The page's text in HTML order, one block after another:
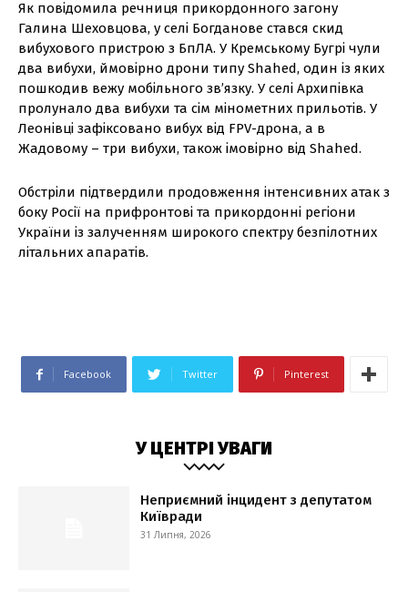
Як повідомила речниця прикордонного загону
Галина Шеховцова, у селі Богданове стався скид
вибухового пристрою з БпЛА. У Кремському Бугрі чули
два вибухи, ймовірно дрони типу Shahed, один із яких
пошкодив вежу мобільного зв’язку. У селі Архипівка
пролунало два вибухи та сім мінометних прильотів. У
Леонівці зафіксовано вибух від FPV-дрона, а в
Жадовому – три вибухи, також імовірно від Shahed.
Обстріли підтвердили продовження інтенсивних атак з
боку Росії на прифронтові та прикордонні регіони
України із залученням широкого спектру безпілотних
літальних апаратів.
Facebook Twitter Pinterest
У ЦЕНТРІ УВАГИ
Неприємний інцидент з депутатом
Київради
31 Липня, 2026